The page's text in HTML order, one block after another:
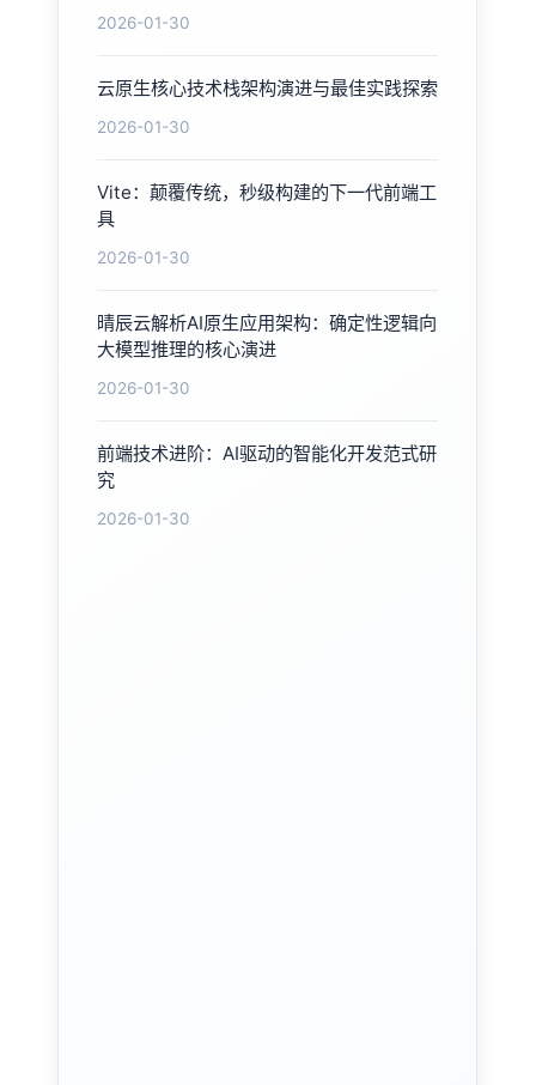
2026-01-30
云原生核心技术栈架构演进与最佳实践探索
2026-01-30
Vite：颠覆传统，秒级构建的下一代前端工
具
2026-01-30
晴辰云解析AI原生应用架构：确定性逻辑向
大模型推理的核心演进
2026-01-30
前端技术进阶：AI驱动的智能化开发范式研
究
2026-01-30